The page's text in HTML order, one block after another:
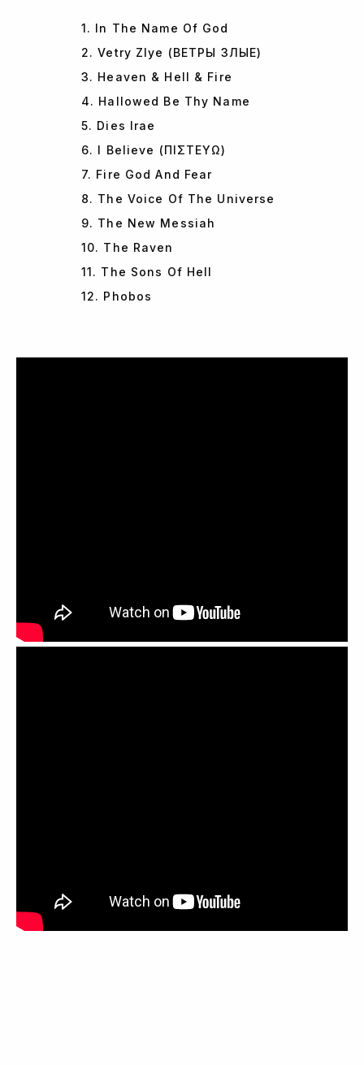
1. In The Name Of God
2. Vetry Zlye (ВЕТРЫ ЗЛЫЕ)
3. Heaven & Hell & Fire
4. Hallowed Be Thy Name
5. Dies Irae
6. I Believe (ΠΙΣΤΕΥΩ)
7. Fire God And Fear
8. The Voice Of The Universe
9. The New Messiah
10. The Raven
11. The Sons Of Hell
12. Phobos